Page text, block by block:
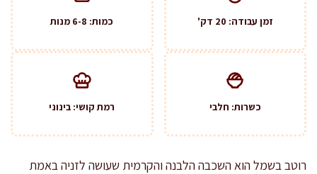
זמן עבודה: 20 דק' כמות: 6-8 מנות
כשרות: חלבי רמת קושי: בינוני
רוטב בשמל הוא השכבה הלבנה והקרמית שעושה לזניה באמת